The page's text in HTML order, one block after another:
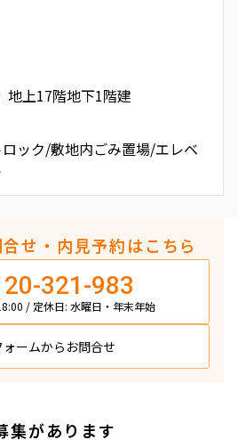
上17階地下1階建
ック/敷地内ごみ置場/エレベ
せ・内見予約はこちら
321-983
/ 定休日: 水曜日・年末年始
ォームからお問合せ
集があります